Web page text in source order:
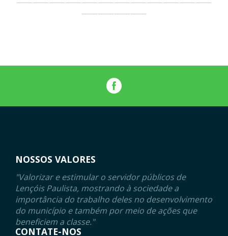
NOSSOS VALORES
"Valorizar e estimular o servidor públicos de
Lençóis Paulista, mostrando à sociedade a
importância do trabalho deles no desenvolvimento
do município e também por meio de ações que
beneficiem a classe."
CONTATE-NOS